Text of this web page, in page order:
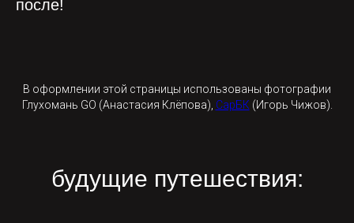
после!
В оформлении этой страницы использованы фотографии
Глухомань GO (Анастасия Клёпова), СарБК (Игорь Чижов).
будущие путешествия: